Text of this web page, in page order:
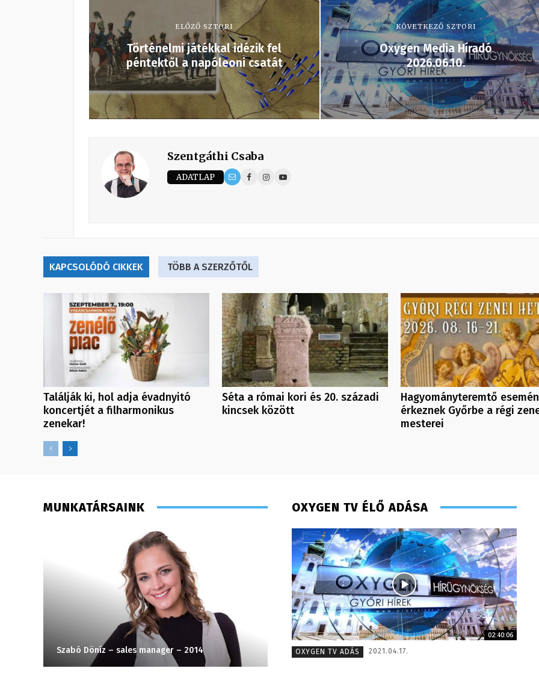
ELŐZŐ SZTORI
Történelmi játékkal idézik fel
péntektől a napóleoni csatát
KÖVETKEZŐ SZTORI
Oxygen Media Híradó
2026.06.10.
Szentgáthi Csaba
ADATLAP
KAPCSOLÓDÓ CIKKEK TÖBB A SZERZŐTŐL
Találják ki, hol adja évadnyitó
koncertjét a filharmonikus
zenekar!
Séta a római kori és 20. századi
kincsek között
Hagyományteremtő
érkeznek Győrbe a régi
mesterei
MUNKATÁRSAINK
Szabó Döníz – sales manager – 2014 Huszti Tamás – operatőr, vágó – 2017
OXYGEN TV ÉLŐ ADÁSA
02:40:06
OXYGEN TV ADÁS
2021.04.17.